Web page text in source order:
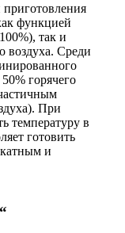
функцией
так и
воздуха. Среди
горячего
При
температуру в
готовить
и